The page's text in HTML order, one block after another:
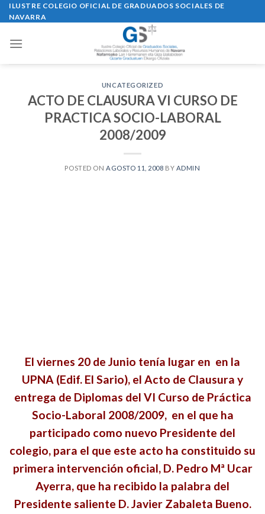
Skip
to
ILUSTRE COLEGIO OFICIAL DE GRADUADOS SOCIALES DE
NAVARRA
UNCATEGORIZED
ACTO DE CLAUSURA VI CURSO DE
PRACTICA SOCIO-LABORAL
2008/2009
POSTED ON AGOSTO 11, 2008 BY ADMIN
El viernes 20 de Junio tenía lugar en en la
UPNA (Edif. El Sario), el Acto de Clausura y
entrega de Diplomas del VI Curso de Práctica
Socio-Laboral 2008/2009, en el que ha
participado como nuevo Presidente del
colegio, para el que este acto ha constituido su
primera intervención oficial, D. Pedro Mª Ucar
Ayerra, que ha recibido la palabra del
Presidente saliente D. Javier Zabaleta Bueno.